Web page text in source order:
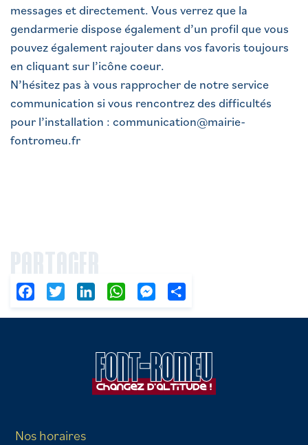
messages et directement. Vous verrez que la
gendarmerie dispose également d’un profil que vous
pouvez également rajouter dans vos favoris toujours
en cliquant sur l’icône coeur.
N’hésitez pas à vous rapprocher de notre service
communication si vous rencontrez des difficultés
pour l’installation : communication@mairie-
fontromeu.fr
PARTAGER
FacebookTwitter LinkedIn WhatsAppMessenger
Nos horaires